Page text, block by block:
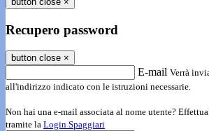
Recupero password
button close ×
E-mail Verrà
all'indirizzo indicato con le istruzioni necessarie.
Non hai una e-mail associata al nome utente?
tramite la Login Spaggiari